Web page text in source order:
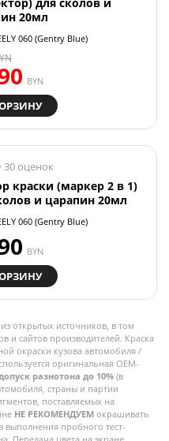
для сколов и
20мл
060 (Gentry Blue)
BYN
30 оценок
краски (маркер 2 в 1)
и царапин 20мл
060 (Gentry Blue)
BYN
открытых источников, в том
и сайтов производителей. Краска
окраски кузова автомобиля /
оригинальная OEM-
разнотона до 10%(в
страны и партии
поставляемых на
НЕ РЕКОМЕНДУЕМ окрашивать
выполнения пробного тест-